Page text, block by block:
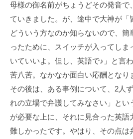
母様の御名前がちょうどその発音で
ていきました。が、途中で大神が「
どういう方なのか知らないので、
ったために、スイッチが入ってしま
いていいよ。但し、英語で♪」と言
苦八苦。なかなか面白い応酬となり
その後は、ある事例について、2人
れの立場で弁護してみなさい」とい
が必要な上に、それに見合った英語
難しかったです。やはり、その点は